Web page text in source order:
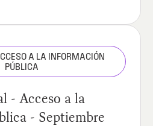
A LA INFORMACIÓN
PÚBLICA
- Acceso a la
- Septiembre